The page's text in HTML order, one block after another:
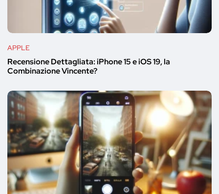
APPLE
Recensione Dettagliata: iPhone 15 e iOS 19, la
Combinazione Vincente?